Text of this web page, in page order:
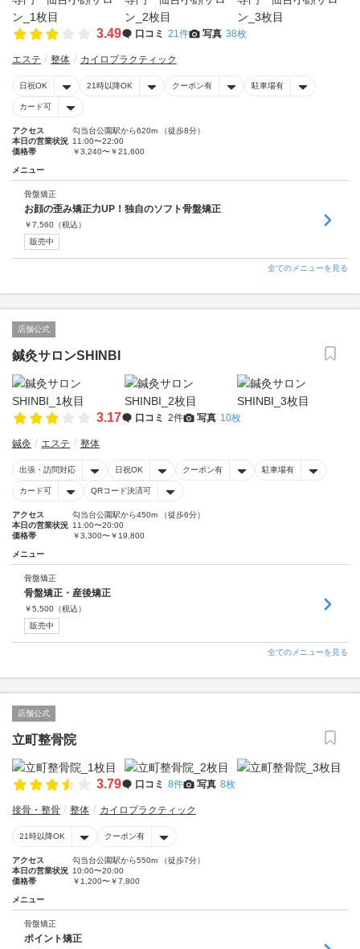
3.49 口コミ 21件 写真 38枚
エステ 整体 カイロプラクティック
日祝OK 21時以降OK クーポン有 駐車場有
カード可
アクセス
勾当台公園駅から620m （徒歩8分）
本日の営業状況 11:00〜22:00
価格帯
￥3,240〜￥21,600
メニュー
骨盤矯正
お顔の歪み矯正力UP！独自のソフト骨盤矯正
￥7,560 （税込）
販売中
全てのメニューを見る
店舗公式
鍼灸サロンSHINBI
3.17 口コミ 2件 写真 10枚
鍼灸 エステ 整体
出張・訪問対応 日祝OK クーポン有 駐車場有
カード可 QRコード決済可
アクセス
勾当台公園駅から450m （徒歩6分）
本日の営業状況 11:00〜20:00
価格帯
￥3,300〜￥19,800
メニュー
骨盤矯正
骨盤矯正・産後矯正
￥5,500 （税込）
販売中
全てのメニューを見る
店舗公式
立町整骨院
3.79 口コミ 8件 写真 8枚
接骨・整骨 整体 カイロプラクティック
21時以降OK クーポン有
アクセス
勾当台公園駅から550m （徒歩7分）
本日の営業状況 10:00〜20:00
価格帯
￥1,200〜￥7,800
メニュー
骨盤矯正
ポイント矯正